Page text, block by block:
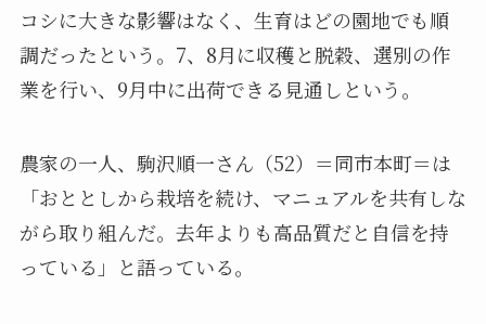
コシに大きな影響はなく、生育はどの園地でも順
調だったという。7、8月に収穫と脱穀、選別の作
業を行い、9月中に出荷できる見通しという。
農家の一人、駒沢順一さん（52）＝同市本町＝は
「おととしから栽培を続け、マニュアルを共有しな
がら取り組んだ。去年よりも高品質だと自信を持
っている」と語っている。